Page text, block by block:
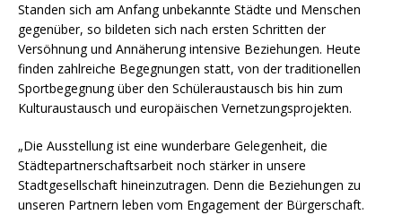
Standen sich am Anfang unbekannte Städte und Menschen
gegenüber, so bildeten sich nach ersten Schritten der
Versöhnung und Annäherung intensive Beziehungen. Heute
finden zahlreiche Begegnungen statt, von der traditionellen
Sportbegegnung über den Schüleraustausch bis hin zum
Kulturaustausch und europäischen Vernetzungsprojekten.
„Die Ausstellung ist eine wunderbare Gelegenheit, die
Städtepartnerschaftsarbeit noch stärker in unsere
Stadtgesellschaft hineinzutragen. Denn die Beziehungen zu
unseren Partnern leben vom Engagement der Bürgerschaft.